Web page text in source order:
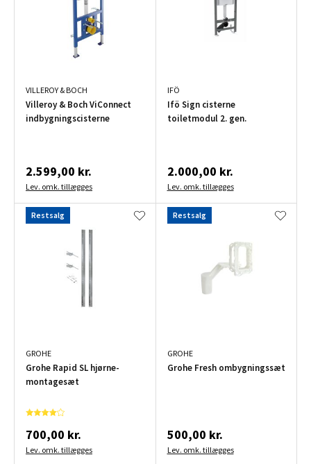
VILLEROY & BOCH
Villeroy & Boch ViConnect
indbygningscisterne
2.599,00 kr.
Lev. omk. tillægges
IFÖ
Ifö Sign cisterne
toiletmodul 2. gen.
2.000,00 kr.
Lev. omk. tillægges
Restsalg
GROHE
Grohe Rapid SL hjørne-
montagesæt
700,00 kr.
Lev. omk. tillægges
Restsalg
GROHE
Grohe Fresh ombygningssæt
500,00 kr.
Lev. omk. tillægges